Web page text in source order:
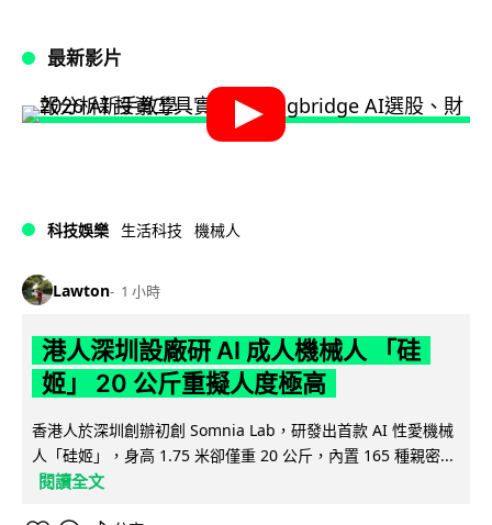
最新影片
科技娛樂 生活科技 機械人
Lawton 1 小時
港人深圳設廠研 AI 成人機械人 「硅
姬」 20 公斤重擬人度極高
香港人於深圳創辦初創 Somnia Lab，研發出首款 AI 性愛機械
人「硅姬」，身高 1.75 米卻僅重 20 公斤，內置 165 種親密...
閱讀全文